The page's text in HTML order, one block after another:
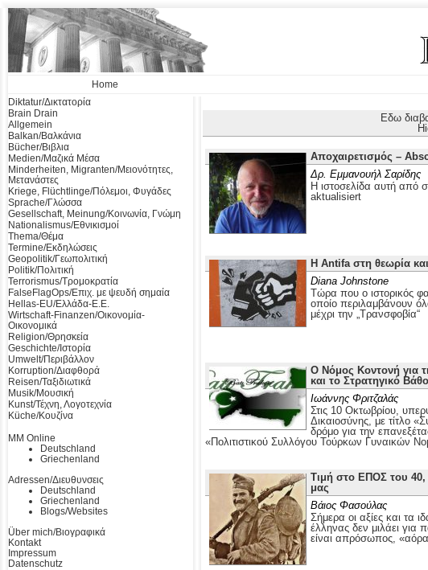
Home
Diktatur/Δικτατορία
Brain Drain
Allgemein
Balkan/Βαλκάνια
Bücher/Βιβλια
Medien/Μαζικά Μέσα
Minderheiten, Migranten/Μειονότητες,
Μετανάστες
Kriege, Flüchtlinge/Πόλεμοι, Φυγάδες
Sprache/Γλώσσα
Gesellschaft, Meinung/Κοινωνία, Γνώμη
Nationalismus/Εθνικισμοί
Thema/Θέμα
Termine/Εκδηλώσεις
Geopolitik/Γεωπολιτική
Politik/Πολιτική
Terrorismus/Τρομοκρατία
FalseFlagOps/Επιχ. με ψευδή σημαία
Hellas-EU/Ελλάδα-Ε.Ε.
Wirtschaft-Finanzen/Οικονομία-
Οικονομικά
Religion/Θρησκεία
Geschichte/Ιστορία
Umwelt/Περιβάλλον
Korruption/Διαφθορά
Reisen/Ταξιδιωτικά
Musik/Μουσική
Kunst/Τέχνη, Λογοτεχνία
Küche/Κουζίνα
MM Online
Deutschland
Griechenland
Adressen/Διευθυνσεις
Deutschland
Griechenland
Blogs/Websites
Über mich/Βιογραφικά
Kontakt
Impressum
Datenschutz
Εδω
Αποχαιρετισμός –
Δρ. Εμμανουήλ Σαρίδης
Η ιστοσελίδα αυτή από
aktualisiert
Η Antifa στη θεωρία
Diana Johnstone
Τώρα που ο ιστορικός
οποίο περιλαμβάνουν
μέχρι την „Τρανσφοβία“
Ο Νόμος Κοντονή για
και το Στρατηγικό
Ιωάννης Φριτζαλάς
Στις 10 Οκτωβρίου,
Δικαιοσύνης, με τίτλο
δρόμο για την
«Πολιτιστικού Συλλόγου Τούρκων Γυναικών
Τιμή στο ΕΠΟΣ του 40,
μας
Βάιος Φασούλας
Σήμερα οι αξίες και τα
έλληνας δεν μιλάει για
είναι απρόσωπος,